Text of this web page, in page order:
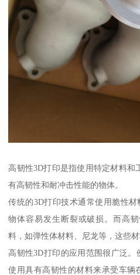
高韧性3D打印是指使用特定材料和
有高韧性和耐冲击性能的物体。
传统的3D打印技术通常使用脆性
物体容易发生断裂或破损。而高
料，如弹性体材料、尼龙等，这些
高韧性3D打印的应用范围很广泛
使用具有高韧性的材料来承受车辆